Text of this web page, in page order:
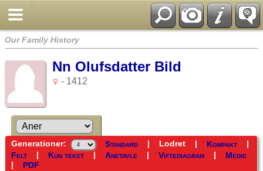
Our Family History
Nn Olufsdatter Bild
- 1412
Generationer: Standard| Lodret| Kompakt|
Felt| Kun tekst| Anetavle | Viftediagram| Medie
| PDF